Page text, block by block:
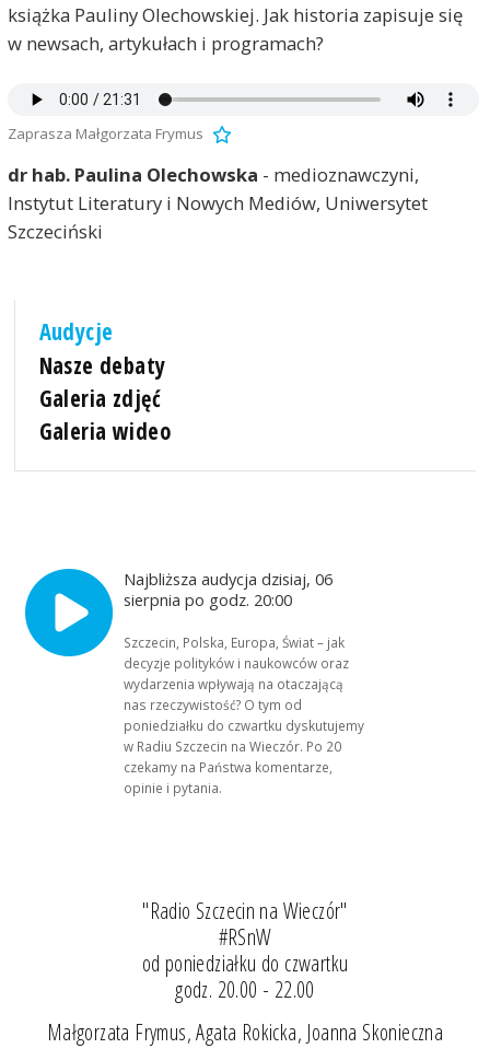
książka Pauliny Olechowskiej. Jak historia zapisuje się
w newsach, artykułach i programach?
Zaprasza Małgorzata Frymus
dr hab. Paulina Olechowska - medioznawczyni,
Instytut Literatury i Nowych Mediów, Uniwersytet
Szczeciński
Audycje
Nasze debaty
Galeria zdjęć
Galeria wideo
Najbliższa audycja dzisiaj, 06
sierpnia po godz. 20:00
Szczecin, Polska, Europa, Świat – jak
decyzje polityków i naukowców oraz
wydarzenia wpływają na otaczającą
nas rzeczywistość? O tym od
poniedziałku do czwartku dyskutujemy
w Radiu Szczecin na Wieczór. Po 20
czekamy na Państwa komentarze,
opinie i pytania.
"Radio Szczecin na Wieczór"
#RSnW
od poniedziałku do czwartku
godz. 20.00 - 22.00
Małgorzata Frymus, Agata Rokicka, Joanna Skonieczna